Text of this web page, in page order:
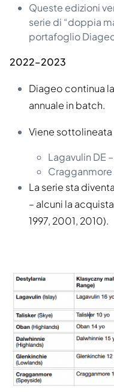
Queste edizioni
serie di “doppia
portafoglio
2022–2023
Diageo continua
annuale in batch.
Viene
Lagavulin DE
Cragganmore
La serie sta
– alcuni la
1997, 2001, 2010).